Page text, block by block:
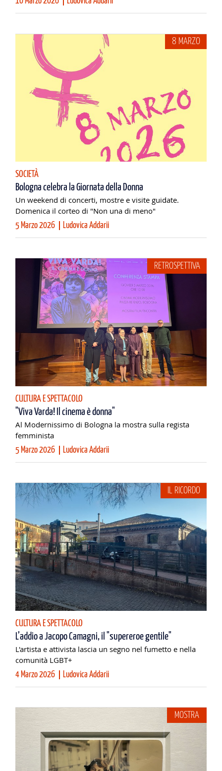
SOCIETÀ
8 MARZO
Bologna celebra la Giornata della Donna
Un weekend di concerti, mostre e visite guidate.
Domenica il corteo di "Non una di meno"
5 Marzo 2026 Ludovica Addarii
CULTURA E SPETTACOLO
RETROSPETTIVA
"Viva Varda! Il cinema è donna"
Al Modernissimo di Bologna la mostra sulla regista
femminista
5 Marzo 2026 Ludovica Addarii
CULTURA E SPETTACOLO
IL RICORDO
L’addio a Jacopo Camagni, il "supereroe gentile"
L'artista e attivista lascia un segno nel fumetto e nella
comunità LGBT+
4 Marzo 2026 Ludovica Addarii
MOSTRA